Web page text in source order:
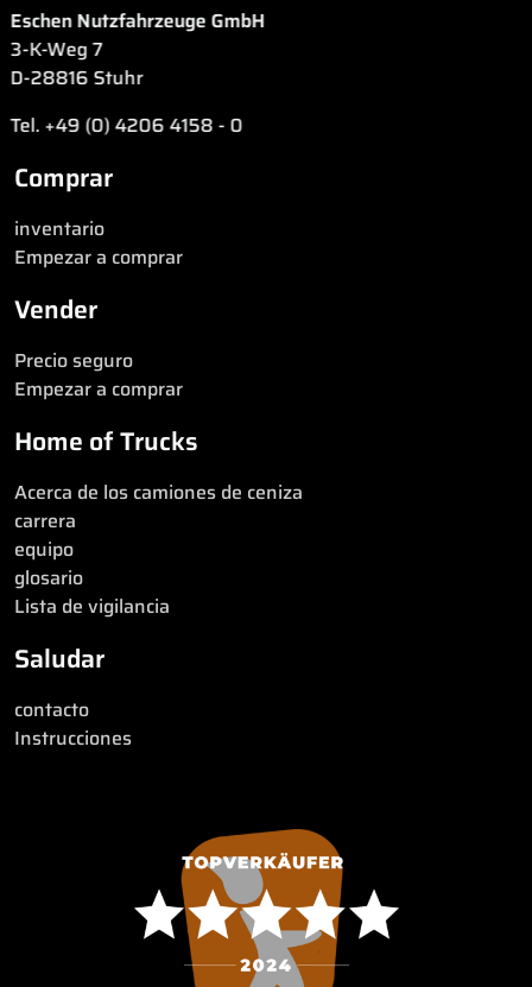
Eschen Nutzfahrzeuge GmbH
3-K-Weg 7
D-28816 Stuhr
Tel. +49 (0) 4206 4158 - 0
Comprar
inventario
Empezar a comprar
Vender
Precio seguro
Empezar a comprar
Home of Trucks
Acerca de los camiones de ceniza
carrera
equipo
glosario
Lista de vigilancia
Saludar
contacto
Instrucciones